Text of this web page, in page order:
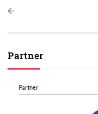
Partner